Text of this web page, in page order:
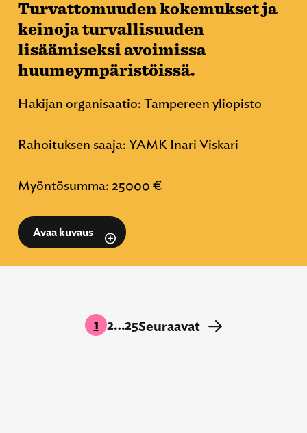
Turvattomuuden kokemukset ja
keinoja turvallisuuden
lisäämiseksi avoimissa
huumeympäristöissä.
Hakijan organisaatio: Tampereen yliopisto
Rahoituksen saaja: YAMK Inari Viskari
Myöntösumma: 25000 €
Avaa kuvaus
1 2…25Seuraavat →